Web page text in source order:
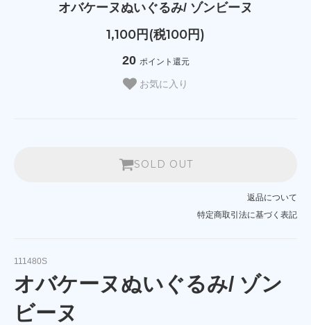
オバケーヌぬいぐるみ/ ゾンビーヌ
1,100円(税100円)
20 ポイント還元
お気に入り
SOLD OUT
返品について
特定商取引法に基づく表記
111480S
オバケーヌぬいぐるみ/ ゾン
ビーヌ